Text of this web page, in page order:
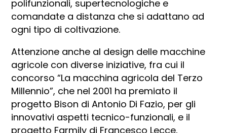
polifunzionali, supertecnologiche e
comandate a distanza che si adattano ad
ogni tipo di coltivazione.
Attenzione anche al design delle macchine
agricole con diverse iniziative, fra cui il
concorso “La macchina agricola del Terzo
Millennio”, che nel 2001 ha premiato il
progetto Bison di Antonio Di Fazio, per gli
innovativi aspetti tecnico-funzionali, e il
progetto Farmily di Francesco Lecce,